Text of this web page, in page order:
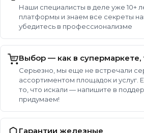
Наши специалисты в деле уже 10+
платформы и знаем все секреты
убедитесь в профессионализме
Выбор — как в
Серьезно, мы еще не встречали
ассортиментом площадок и услуг.
то, что искали — напишите в
придумаем!
Гарантии железные